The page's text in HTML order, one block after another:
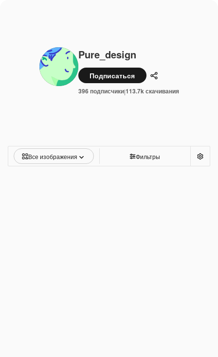
Pure_design
Подписаться Поделиться
396 подписчики|113.7k скачивания
Все изображения Фильтры